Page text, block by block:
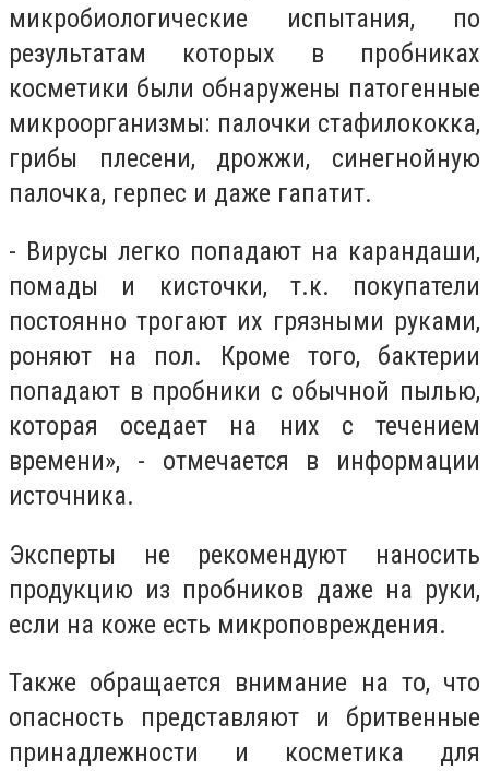
микробиологические испытания, по
результатам которых в пробниках
косметики были обнаружены патогенные
микроорганизмы: палочки стафилококка,
грибы плесени, дрожжи, синегнойную
палочка, герпес и даже гапатит.
- Вирусы легко попадают на карандаши,
помады и кисточки, т.к. покупатели
постоянно трогают их грязными руками,
роняют на пол. Кроме того, бактерии
попадают в пробники с обычной пылью,
которая оседает на них с течением
времени», - отмечается в информации
источника.
Эксперты не рекомендуют наносить
продукцию из пробников даже на руки,
если на коже есть микроповреждения.
Также обращается внимание на то, что
опасность представляют и бритвенные
принадлежности и косметика для